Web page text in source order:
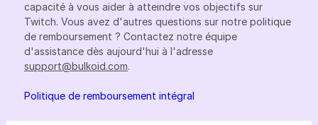
capacité à vous aider à atteindre vos objectifs sur
Twitch. Vous avez d'autres questions sur notre politique
de remboursement ? Contactez notre équipe
d'assistance dès aujourd'hui à l'adresse
support@bulkoid.com.
Politique de remboursement intégral